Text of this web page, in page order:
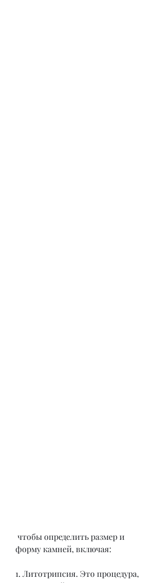
форму камней, включая:
1. Литотрипсия. Это процедура,